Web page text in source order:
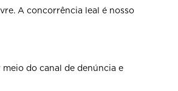
A concorrência leal é nosso
meio do canal de denúncia e